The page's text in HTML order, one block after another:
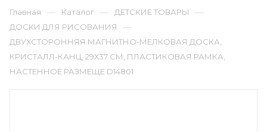
Главная — Каталог — ДЕТСКИЕ ТОВАРЫ —
ДОСКИ ДЛЯ РИСОВАНИЯ —
ДВУХСТОРОННЯЯ МАГНИТНО-МЕЛКОВАЯ ДОСКА,
КРИСТАЛЛ-КАНЦ, 29Х37 СМ, ПЛАСТИКОВАЯ РАМКА,
НАСТЕННОЕ РАЗМЕЩЕ D14801